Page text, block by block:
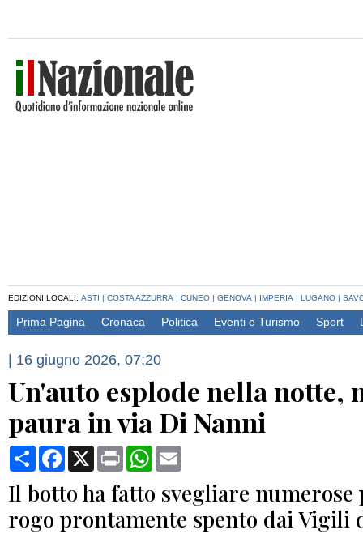
EDIZIONI LOCALI: ASTI | COSTA AZZURRA | CUNEO | GENOVA | IMPERIA | LUGANO |
Prima Pagina Cronaca Politica Eventi e Turismo Sport
| 16 giugno 2026, 07:20
Un'auto esplode nella notte,
paura in via Di Nanni
CondividiFacebook
X Print WhatsApp
Il botto ha fatto svegliare numerose
rogo prontamente spento dai Vigili